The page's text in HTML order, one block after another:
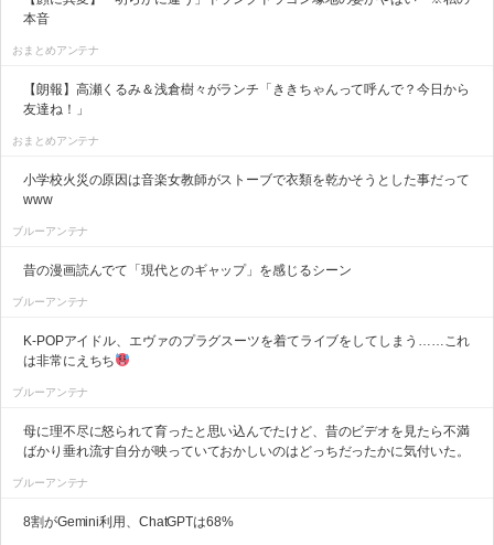
本音
おまとめアンテナ
【朗報】高瀬くるみ＆浅倉樹々がランチ「ききちゃんって呼んで？今日から
友達ね！」
おまとめアンテナ
小学校火災の原因は音楽女教師がストーブで衣類を乾かそうとした事だって
www
ブルーアンテナ
昔の漫画読んでて「現代とのギャップ」を感じるシーン
ブルーアンテナ
K-POPアイドル、エヴァのプラグスーツを着てライブをしてしまう……これ
は非常にえちち
ブルーアンテナ
母に理不尽に怒られて育ったと思い込んでたけど、昔のビデオを見たら不満
ばかり垂れ流す自分が映っていておかしいのはどっちだったかに気付いた。
ブルーアンテナ
8割がGemini利用、ChatGPTは68%